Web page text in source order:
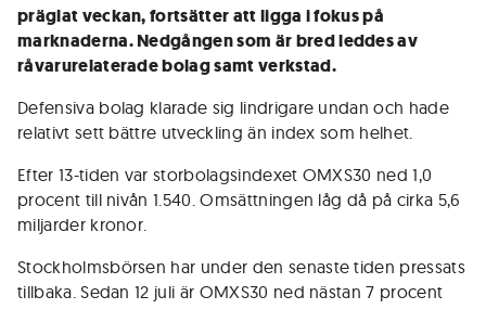
präglat veckan, fortsätter att ligga i fokus på
marknaderna. Nedgången som är bred leddes av
råvarurelaterade bolag samt verkstad.
Defensiva bolag klarade sig lindrigare undan och hade
relativt sett bättre utveckling än index som helhet.
Efter 13-tiden var storbolagsindexet OMXS30 ned 1,0
procent till nivån 1.540. Omsättningen låg då på cirka 5,6
miljarder kronor.
Stockholmsbörsen har under den senaste tiden pressats
tillbaka. Sedan 12 juli är OMXS30 ned nästan 7 procent